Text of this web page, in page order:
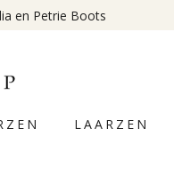
en Petrie Boots
LAARZEN